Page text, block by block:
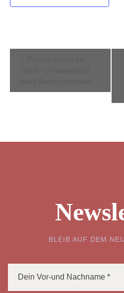
BLEIB AUF DEM